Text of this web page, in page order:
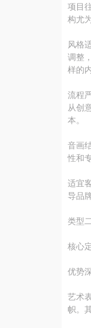
项目
构尤
风格
调整
样的
流程
从创
本。
音画
性和
适宜
导品
类型
核心
优势
艺术
帜。